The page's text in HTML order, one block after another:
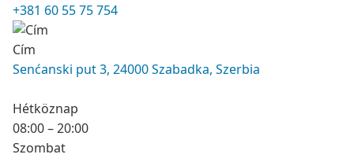
+381 60 55 75 754
Cím
Senćanski put 3, 24000 Szabadka, Szerbia
Hétköznap
08:00 – 20:00
Szombat